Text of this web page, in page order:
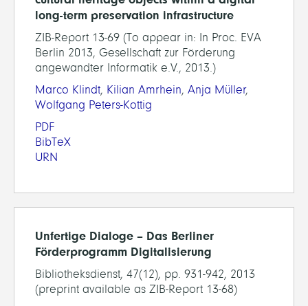
long-term preservation infrastructure
ZIB-Report 13-69 (To appear in: In Proc. EVA
Berlin 2013, Gesellschaft zur Förderung
angewandter Informatik e.V., 2013.)
Marco Klindt, Kilian Amrhein, Anja Müller,
Wolfgang Peters-Kottig
PDF
BibTeX
URN
Unfertige Dialoge – Das Berliner
Förderprogramm Digitalisierung
Bibliotheksdienst, 47(12), pp. 931-942, 2013
(preprint available as ZIB-Report 13-68)